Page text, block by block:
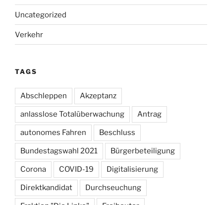
Uncategorized
Verkehr
TAGS
Abschleppen Akzeptanz
anlasslose Totalüberwachung Antrag
autonomes Fahren Beschluss
Bundestagswahl 2021 Bürgerbeteiligung
Corona COVID-19 Digitalisierung
Direktkandidat Durchseuchung